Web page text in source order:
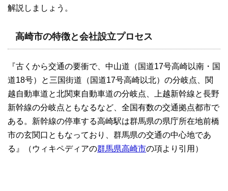
解説しましょう。
高崎市の特徴と会社設立プロセス
『古くから交通の要衝で、中山道（国道17号高崎以南・国
道18号）と三国街道（国道17号高崎以北）の分岐点、関
越自動車道と北関東自動車道の分岐点、上越新幹線と長野
新幹線の分岐点ともなるなど、全国有数の交通拠点都市で
ある。新幹線の停車する高崎駅は群馬県の県庁所在地前橋
市の玄関口ともなっており、群馬県の交通の中心地であ
る』（ウィキペディアの群馬県高崎市の項より引用）